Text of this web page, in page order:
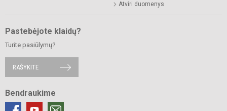
Atviri duomenys
Pastebėjote klaidų?
Turite pasiūlymų?
RAŠYKITE
Bendraukime